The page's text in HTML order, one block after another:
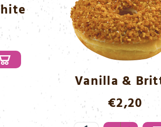
Vanilla &
€2,20